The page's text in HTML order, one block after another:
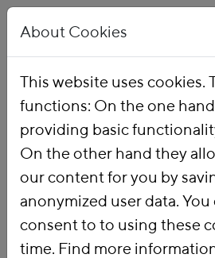
Publications
Publicationtitle
About Cookies
This website uses cookies.
functions: On the one
providing basic
On the other hand they
our content for you by
anonymized user data.
consent to to using these
time. Find more